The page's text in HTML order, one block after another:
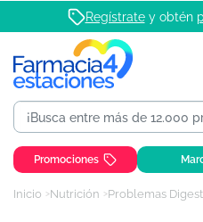
Regístratey obtén
Promociones
Inicio Nutrición Problemas